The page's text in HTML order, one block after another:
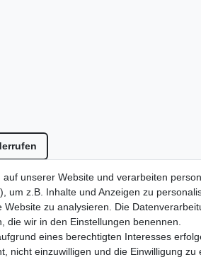
Versandkostenfrei
unserer Website und verarbeiten
um z.B. Inhalte und Anzeigen zu
zu analysieren. Die
die wir in den Einstellungen benennen.
eines berechtigten Interesses
nicht einzuwilligen und die Einwilligung